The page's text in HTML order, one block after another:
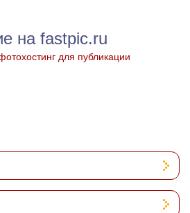
на fastpic.ru
для публикации